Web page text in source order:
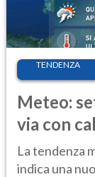
TENDENZA
Meteo:
via con
La tendenza
indica una